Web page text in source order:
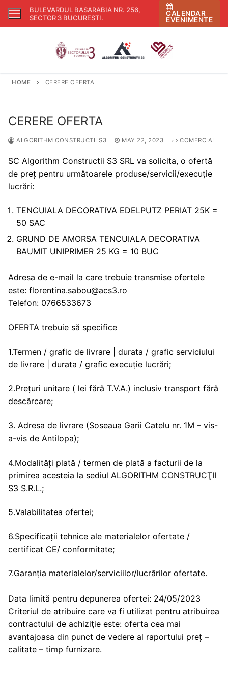
Skip
BULEVARDUL BASARABIA NR. 256,
SECTOR 3 BUCURESTI.
CALENDAR
EVENIMENTE
HOME CERERE OFERTA
CERERE OFERTA
ALGORITHM CONSTRUCTII S3 MAY 22, 2023 COMERCIAL
SC Algorithm Constructii S3 SRL va solicita, o ofertă
de preț pentru următoarele produse/servicii/execuție
lucrări:
TENCUIALA DECORATIVA EDELPUTZ PERIAT 25K =
50 SAC
GRUND DE AMORSA TENCUIALA DECORATIVA
BAUMIT UNIPRIMER 25 KG = 10 BUC
Adresa de e-mail la care trebuie transmise ofertele
este: florentina.sabou@acs3.ro
Telefon: 0766533673
OFERTA trebuie să specifice
1.Termen / grafic de livrare | durata / grafic serviciului
de livrare | durata / grafic execuție lucrări;
2.Prețuri unitare ( lei fără T.V.A.) inclusiv transport fără
descărcare;
3. Adresa de livrare (Soseaua Garii Catelu nr. 1M – vis-
a-vis de Antilopa);
4.Modalități plată / termen de plată a facturii de la
primirea acesteia la sediul ALGORITHM CONSTRUCŢII
S3 S.R.L.;
5.Valabilitatea ofertei;
6.Specificații tehnice ale materialelor ofertate /
certificat CE/ conformitate;
7.Garanția materialelor/serviciilor/lucrărilor ofertate.
Data limită pentru depunerea ofertei: 24/05/2023
Criteriul de atribuire care va fi utilizat pentru atribuirea
contractului de achiziţie este: oferta cea mai
avantajoasa din punct de vedere al raportului preț –
calitate – timp furnizare.